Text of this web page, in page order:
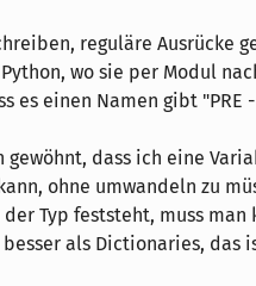
reguläre Ausrücke
wo sie per Modul
es einen Namen gibt "PRE
dass ich eine
ohne umwandeln zu
Typ feststeht, muss man
als Dictionaries, das